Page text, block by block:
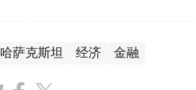
哈萨克斯坦 经济 金融